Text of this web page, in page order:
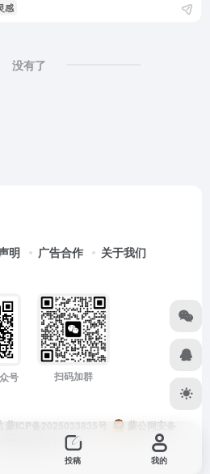
感
没有了
明 广告合作 关于我们
号 扫码加群
蒙ICP备2025033835号
蒙公网安备
号
投稿 我的